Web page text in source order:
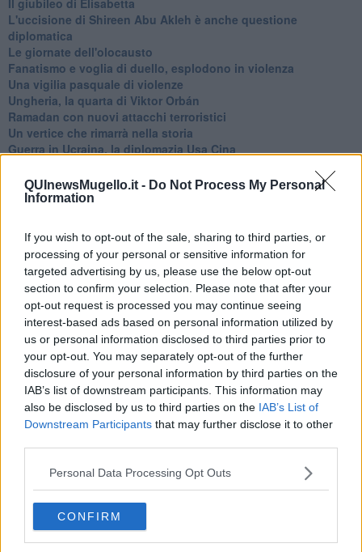
QUInewsMugello.it - Do Not Process My Personal
Information
If you wish to opt-out of the sale, sharing to third parties, or
processing of your personal or sensitive information for
targeted advertising by us, please use the below opt-out
section to confirm your selection. Please note that after your
opt-out request is processed you may continue seeing
interest-based ads based on personal information utilized by
us or personal information disclosed to third parties prior to
your opt-out. You may separately opt-out of the further
disclosure of your personal information by third parties on the
IAB’s list of downstream participants. This information may
also be disclosed by us to third parties on the IAB’s List of
Downstream Participants that may further disclose it to other
Personal Data Processing Opt Outs
CONFIRM
L'uccisione di Shireen Abu Akleh è anche questione
diplomatica
Le giornate dell'olocausto
Fanatismo e voglia di duello, esplodono in violenza
Una vigilia pasquale di violenze
Ungheria, la quarta di Viktor Orbán
Ramadan con nuovi attacchi terroristici
Un vertice che rimarrà nella storia
Guerra in Ucraina, la diplomazia Usa Cina
La guerra in Ucraina vista dal Medio Oriente
​Il caos libico è un pozzo senza fine
Crisi Corona, crisi Johnson, problemi post Brexit
Capitol Hill un anno dopo
Desmond Tutu "la voce dei senza voce"
Natale da incubo per Boris Johnson
La questione Ucraina
Cipro, un ponte dove si mischiano le culture
Una vigilia di Natale per un nuovo Rais
La questione israelo-palestinese ignorata dal G20
Erdogan continua a sfidare l'Occidente
Libano, collasso economico e guerra civile
Johnson, da Trump a Biden alla Brexit
L'AUKUS e il Quad
Biden, primo presidente USA non in guerra
Il ritorno dei talebani
​La lenta agonia del Libano
Sudafrica, è allarme alimentare
Usa di nuovo al centro della geopolitica internazionale